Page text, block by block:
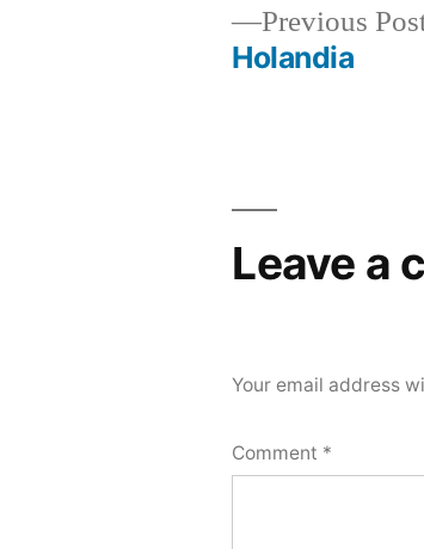
Previous
Holandia
Leave a
Your email address
Comment *